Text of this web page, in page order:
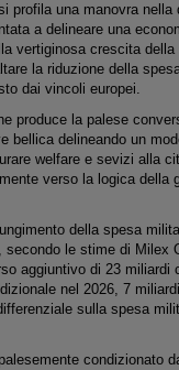
profila una manovra nella
a delineare una
vertiginosa crescita
la riduzione della
dai vincoli europei.
produce la palese
bellica delineando un
welfare e sevizi alla
verso la logica della
della spesa
secondo le stime di Milex
aggiuntivo di 23 miliardi
nel 2026, 7
sulla spesa
condizionato